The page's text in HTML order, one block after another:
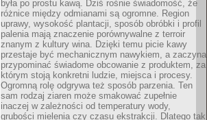
była po prostu kawą. Dziś rośnie świadomość, że
różnice między odmianami są ogromne. Region
uprawy, wysokość plantacji, sposób obróbki i profil
palenia mają znaczenie porównywalne z terroir
znanym z kultury wina. Dzięki temu picie kawy
przestaje być mechanicznym nawykiem, a zaczyna
przypominać świadome obcowanie z produktem, za
którym stoją konkretni ludzie, miejsca i procesy.
Ogromną rolę odgrywa też sposób parzenia. Ten
sam rodzaj ziaren może smakować zupełnie
inaczej w zależności od temperatury wody,
grubości mielenia czy czasu ekstrakcji. Dlatego tak